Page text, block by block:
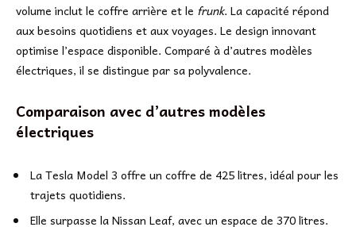
volume inclut le coffre arrière et le frunk. La capacité répond
aux besoins quotidiens et aux voyages. Le design innovant
optimise l’espace disponible. Comparé à d’autres modèles
électriques, il se distingue par sa polyvalence.
Comparaison avec d’autres modèles
électriques
La Tesla Model 3 offre un coffre de 425 litres, idéal pour les
trajets quotidiens.
Elle surpasse la Nissan Leaf, avec un espace de 370 litres.